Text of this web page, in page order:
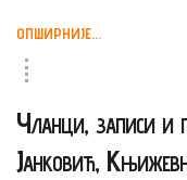
ОПШИРНИЈЕ...
Чланци, записи и
Јанковић,